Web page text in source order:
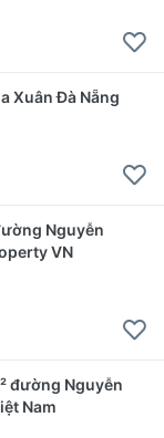
Xuân Đà Nẵng
Nguyễn
VN
đường Nguyễn
Nam